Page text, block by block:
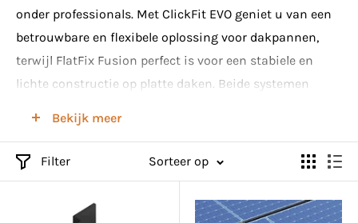
onder professionals. Met ClickFit EVO geniet u van een
betrouwbare en flexibele oplossing voor dakpannen,
terwijl FlatFix Fusion perfect is voor een stabiele en
lichte constructie op platte daken. Beide systemen
zonnepanelen. Bekijk ons aanbod en kies voor kwaliteit
en efficiëntie met Esdec's innovatieve
Bekijk meer
Filter Sorteer op